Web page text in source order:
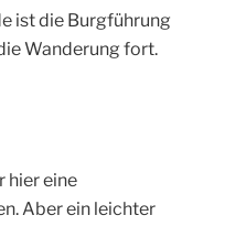
ist die Burgführung
Wanderung fort.
hier eine
Aber ein leichter